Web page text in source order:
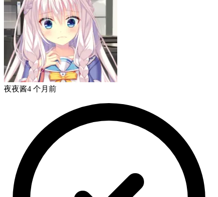
夜夜酱4 个月前